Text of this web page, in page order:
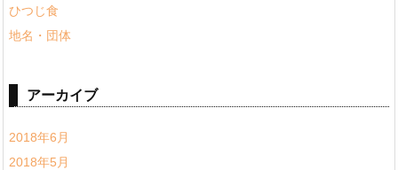
ひつじ食
地名・団体
アーカイブ
2018年6月
2018年5月